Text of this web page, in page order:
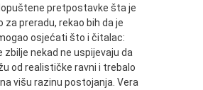
pretpostavke šta je
za preradu, rekao bih da je
osjećati što i čitalac:
zbilje nekad ne uspijevaju da
od realističke ravni i trebalo
višu razinu postojanja. Vera